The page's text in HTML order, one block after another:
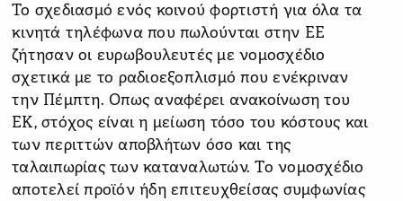
Το σχεδιασμό ενός κοινού φορτιστή για όλα τα
κινητά τηλέφωνα που πωλούνται στην ΕΕ
ζήτησαν οι ευρωβουλευτές με νομοσχέδιο
σχετικά με το ραδιοεξοπλισμό που ενέκριναν
την Πέμπτη. Οπως αναφέρει ανακοίνωση του
ΕΚ, στόχος είναι η μείωση τόσο του κόστους και
των περιττών αποβλήτων όσο και της
ταλαιπωρίας των καταναλωτών. Το νομοσχέδιο
αποτελεί προϊόν ήδη επιτευχθείσας συμφωνίας